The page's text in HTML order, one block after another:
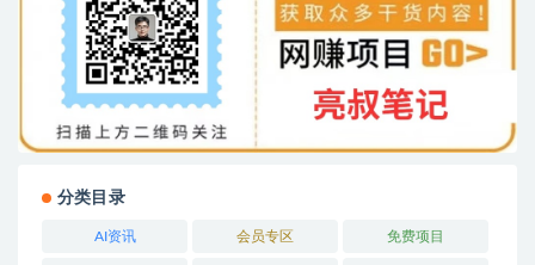
分类目录
AI资讯 会员专区 免费项目